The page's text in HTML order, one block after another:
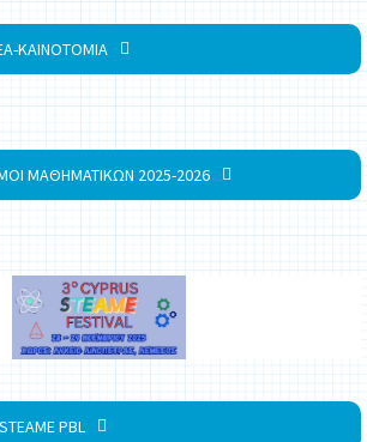
ΚΑΙΝΟΤΟΜΙΑ
ΜΑΘΗΜΑΤΙΚΩΝ 2025-2026
PBL